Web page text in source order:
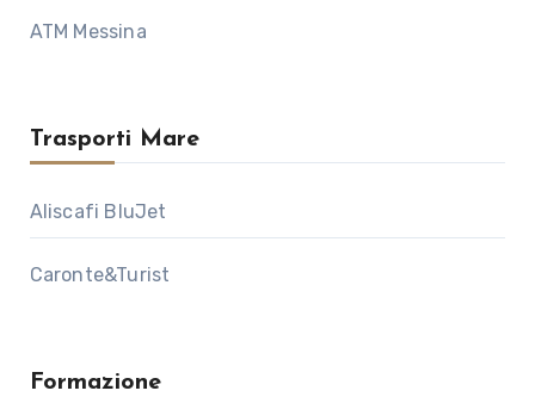
ATM Messina
Trasporti Mare
Aliscafi BluJet
Caronte&Turist
Formazione